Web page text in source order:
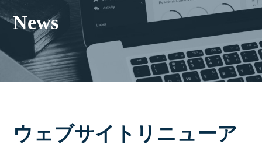
News
ウェブサイトリニューア